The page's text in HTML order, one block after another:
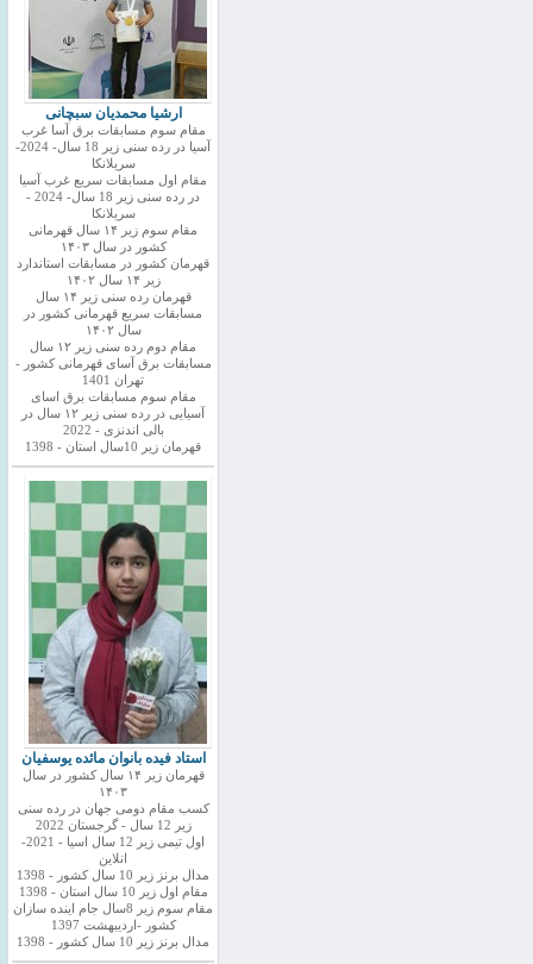
ارشیا محمدیان سبچانی
مقام سوم مسابقات برق آسا غرب
آسیا در رده سنی زیر 18 سال- 2024-
سریلانکا
مقام اول مسابقات سریع غرب آسیا
در رده سنی زیر 18 سال- 2024 -
سریلانکا
مقام سوم زیر ۱۴ سال قهرمانی
کشور در سال ۱۴۰۳
قهرمان کشور در مسابقات استاندارد
زیر ۱۴ سال ۱۴۰۲
قهرمان رده سنی زیر ۱۴ سال
مسابقات سریع قهرمانی کشور در
سال ۱۴۰۲
مقام دوم رده سنی زیر ۱۲ سال
مسابقات برق آسای قهرمانی کشور -
تهران 1401
مقام سوم مسابقات برق اسای
آسیایی در رده سنی زیر ۱۲ سال در
بالی اندنزی - 2022
قهرمان زیر 10سال استان - 1398
استاد فیده بانوان مائده یوسفیان
قهرمان زیر ۱۴ سال کشور در سال
۱۴۰۳
کسب مقام دومی جهان در رده سنی
زیر 12 سال - گرجستان 2022
اول تیمی زیر 12 سال اسیا - 2021-
انلاین
مدال برنز زیر 10 سال کشور - 1398
مقام اول زیر 10 سال استان - 1398
مقام سوم زیر 8سال جام اینده سازان
کشور -اردیبهشت 1397
مدال برنز زیر 10 سال کشور - 1398